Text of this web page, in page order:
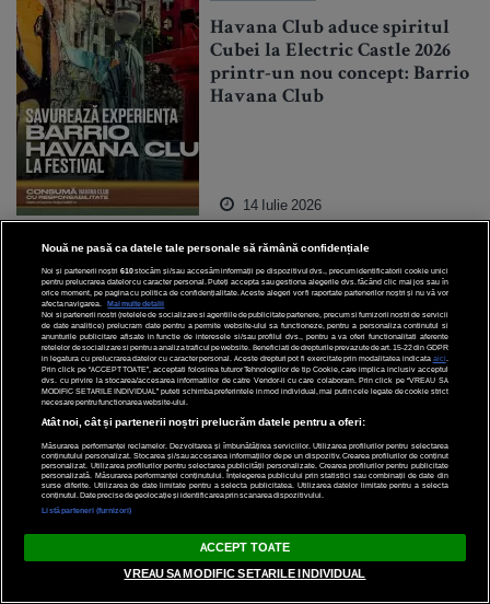
Havana Club aduce spiritul
Cubei la Electric Castle 2026
printr-un nou concept: Barrio
Havana Club
14 Iulie 2026
Orchestra Operei Naționale
București, decorată cu
Medalia Camerei Deputaților
a Republicii Italiene
14 Iulie 2026
LIFESTYLE
Activități pentru copii și
familie la Bucharest Town
Nouă ne pasă ca datele tale personale să rămână confidențiale
Noi și partenerii noștri 610stocăm și/sau accesăm informații pe dispozitivul dvs., precum identificatorii cookie unici
pentru prelucrarea datelor cu caracter personal. Puteți accepta sau gestiona alegerile dvs. făcând clic mai jos sau în
orice moment, pe pagina cu politica de confidențialitate. Aceste alegeri vor fi raportate partenerilor noștri și nu vă vor
afecta navigarea.
Mai multe detalii
Noi si partenerii nostri (retelele de socializare si agentiile de publicitate partenere, precum si furnizorii nostri de servicii
de date analitice) prelucram date pentru a permite website-ului sa functioneze, pentru a personaliza continutul si
anunturile publicitare afisate in functie de interesele si/sau profilul dvs., pentru a va oferi functionalitati aferente
retelelor de socializare si pentru a analiza traficul pe website. Beneficiati de drepturile prevazute de art. 15-22 din GDPR
in legatura cu prelucrarea datelor cu caracter personal. Aceste drepturi pot fi exercitate prin modalitatea indicata aici
Prin click pe “ACCEPT TOATE”, acceptati folosirea tuturor Tehnologiilor de tip Cookie, care implica inclusiv acceptul
dvs. cu privire la stocarea/accesarea informatiilor de catre Vendor-ii cu care colaboram. Prin click pe “VREAU SA
MODIFIC SETARILE INDIVIDUAL” puteti schimba preferintele in mod individual, mai putin cele legate de cookie strict
necesare pentru functionarea website-ului.
Atât noi, cât și partenerii noștri prelucrăm datele pentru a oferi:
Măsurarea performanței reclamelor. Dezvoltarea și îmbunătățirea serviciilor. Utilizarea profilurilor pentru selectarea
conținutului personalizat. Stocarea și/sau accesarea informațiilor de pe un dispozitiv. Crearea profilurilor de conținut
personalizat. Utilizarea profilurilor pentru selectarea publicității personalizate. Crearea profilurilor pentru publicitate
personalizată. Măsurarea performanței conținutului. Înțelegerea publicului prin statistici sau combinații de date din
surse diferite. Utilizarea de date limitate pentru a selecta publicitatea. Utilizarea datelor limitate pentru a selecta
conținutul. Date precise de geolocație și identificarea prin scanarea dispozitivului.
Listă parteneri (furnizori)
ACCEPT TOATE
VREAU SA MODIFIC SETARILE INDIVIDUAL